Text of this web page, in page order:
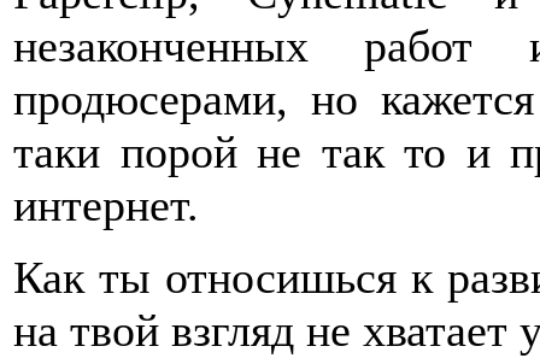
незаконченных
продюсерами, но
таки порой не так то и
интернет.
Как ты относишься к
на твой взгляд не хватает